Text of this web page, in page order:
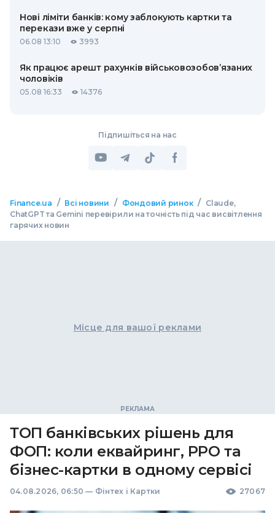
Нові ліміти банків: кому заблокують картки та
перекази вже у серпні
06.08 13:10 3993
Як працює арешт рахунків військовозобов’язаних
чоловіків
05.08 16:33 14376
Підпишіться на нас
Finance.ua / Всі новини / Фондовий ринок / Claude,
ChatGPT та Gemini перевірили на точність під час висвітлення
гарячих новин
Місце для вашої реклами
ТОП банківських рішень для
ФОП: коли еквайринг, РРО та
бізнес-картки в одному сервісі
04.08.2026, 06:50 — Фінтех і Картки 27067